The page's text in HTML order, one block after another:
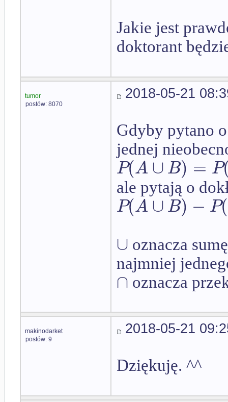
Jakie jest
doktorant
tumor
postów: 8070
2018-05-21
Gdyby pytano
jednej
P(A ∪B) = P
ale pytają o
P(A∪B) − P(
∪ oznacza
najmniej
∩ oznacza
makinodarket
postów: 9
2018-05-21
Dziękuję. ^^